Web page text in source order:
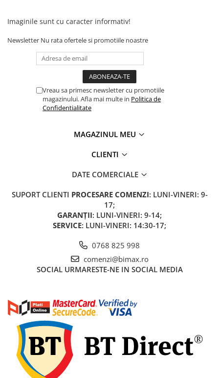
Imaginile sunt cu caracter informativ!
Newsletter Nu rata ofertele si promotiile noastre
Vreau sa primesc newsletter cu promotiile
magazinului. Afla mai multe in Politica de
Confidentialitate
MAGAZINUL MEU
CLIENTI
DATE COMERCIALE
SUPORT CLIENTI PROCESARE COMENZI: LUNI-VINERI: 9-
17;
GARANȚII: LUNI-VINERI: 9-14;
SERVICE: LUNI-VINERI: 14:30-17;
0768 825 998
comenzi@bimax.ro
SOCIAL URMARESTE-NE IN SOCIAL MEDIA